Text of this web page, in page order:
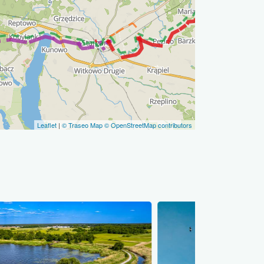
Leaflet | © Traseo Map© OpenStreetMap contributors